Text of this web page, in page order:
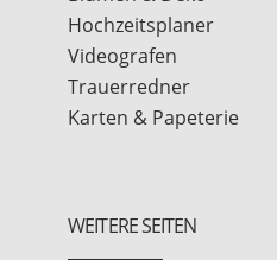
Hochzeitsplaner
Videografen
Trauerredner
Karten & Papeterie
WEITERE SEITEN